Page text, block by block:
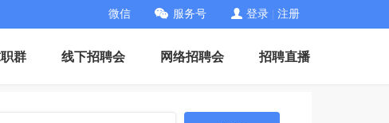
微信 服务号 登录 注册
群 线下招聘会 网络招聘会 招聘直播